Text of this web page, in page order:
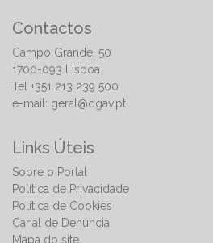
Contactos
Campo Grande, 50
1700-093 Lisboa
Tel +351 213 239 500
e-mail: geral@dgav.pt
Links Úteis
Sobre o Portal
Política de Privacidade
Política de Cookies
Canal de Denúncia
Mapa do site